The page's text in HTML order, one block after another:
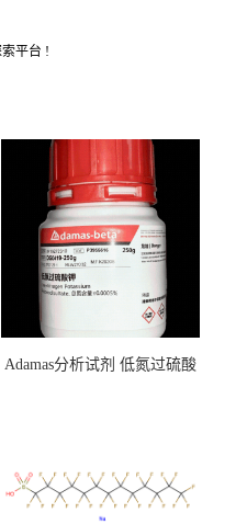
平台 !
Adamas分析试剂 低氮过硫酸